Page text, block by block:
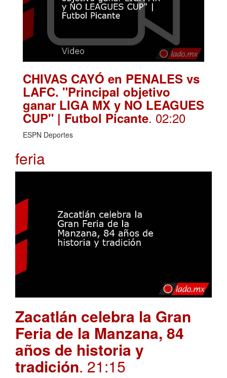
CHIVAS CAYÓ en PENALES vs
LAFC. "Principal objetivo
ganar LIGA MX y NO LEAGUES
CUP" | Futbol Picante. 02:20
ESPN Deportes
feria
Zacatlán celebra la Gran
Feria de la Manzana, 84
años de historia y
tradición. 21:15